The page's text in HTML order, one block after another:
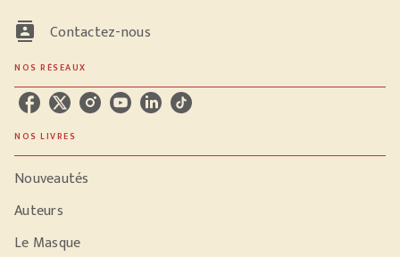
contacts Contactez-nous
NOS RÉSEAUX
NOS LIVRES
Nouveautés
Auteurs
Le Masque